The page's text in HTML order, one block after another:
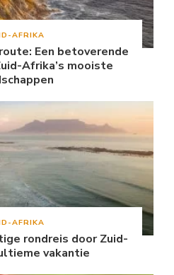
AFRIKA
Een betoverende
Afrika’s mooiste
AFRIKA
rondreis door Zuid-
vakantie